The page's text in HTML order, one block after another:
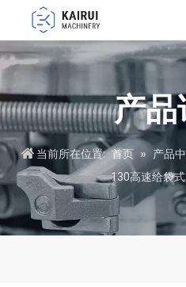
产品
当前所在位置: 首页 » 产品
130高速给袋